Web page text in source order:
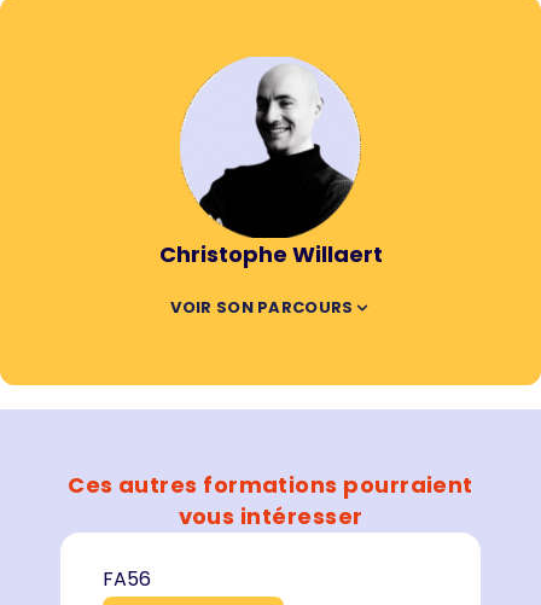
Christophe Willaert
VOIR SON PARCOURS
Ces autres formations pourraient
vous intéresser
FA56